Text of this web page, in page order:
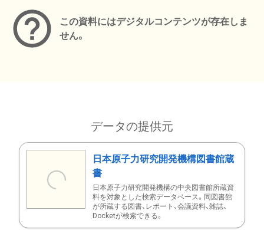
この資料にはデジタルコンテンツが存在しま
せん。
データの提供元
日本原子力研究開発機構図書館蔵
書
日本原子力研究開発機構の中央図書館所蔵資
料を対象とした検索データベース。同図書館
が所蔵する図書、レポート、会議資料、雑誌、
Docketが検索できる。